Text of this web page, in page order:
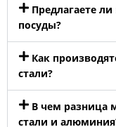
Предлагаете
посуды?
Как
стали?
В чем разница
стали и